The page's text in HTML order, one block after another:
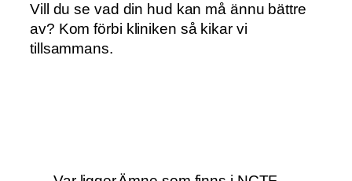
Vill du se vad din hud kan må ännu bättre
av? Kom förbi kliniken så kikar vi
tillsammans.